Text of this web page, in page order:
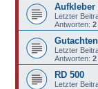
Aufkleber
Letzter
Antworten: 2
Letzter
Antworten: 2
RD 500
Letzter